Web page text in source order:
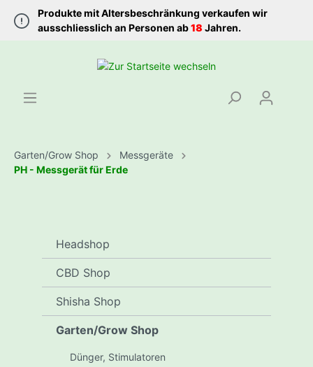
Produkte mit Altersbeschränkung verkaufen wir
ausschliesslich an Personen ab18 Jahren.
Garten/Grow Shop
Messgeräte
PH - Messgerät für Erde
Headshop
CBD Shop
Shisha Shop
Garten/Grow Shop
Dünger, Stimulatoren